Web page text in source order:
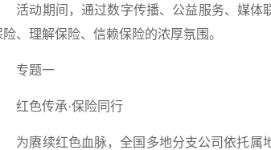
活动期间，通过数字传播、公益服务、媒体
险、理解保险、信赖保险的浓厚氛围。
专题一
红色传承·保险同行
为赓续红色血脉，全国多地分支公司依托属